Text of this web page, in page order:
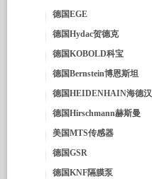
德国EGE
德国Hydac贺德克
德国KOBOLD科宝
德国Bernstein博恩斯坦
德国HEIDENHAIN海德汉
德国Hirschmann赫斯曼
美国MTS传感器
德国GSR
德国KNF隔膜泵